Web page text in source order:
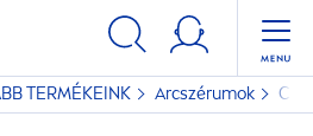
TERMÉKEINK Arcszérumok